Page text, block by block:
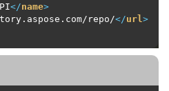
</name>
repo/</url >